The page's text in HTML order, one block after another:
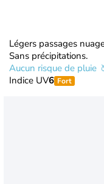
Légers passages
Sans précipitations.
Aucun risque de pluie
Indice UV6 Fort